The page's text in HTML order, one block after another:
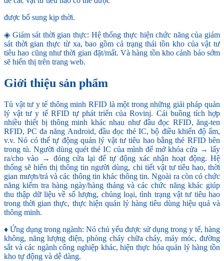
được bổ sung kịp thời.
◈ Giám sát thời gian thực: Hệ thống thực hiện chức năng của giám
sát thời gian thực từ xa, bao gồm cả trạng thái tồn kho của vật tư
tiêu hao cũng như thời gian đặt/mất. Và hàng tồn kho cảnh báo sớm
sẽ hiển thị trên trang web.
Giới thiệu sản phẩm
Tủ vật tư y tế thông minh RFID là một trong những giải pháp quản
lý vật tư y tế RFID tự phát triển của Rovinj. Cái buồng tích hợp
nhiều thiết bị thông minh khác nhau như đầu đọc RFID, ăng-ten
RFID, PC đa năng Android, đầu đọc thẻ IC, bộ điều khiển độ ẩm,
v.v. Nó có thể tự động quản lý vật tư tiêu hao bằng thẻ RFID bên
trong tủ. Người dùng quét thẻ IC của mình để mở khóa cửa → lấy
ra/cho vào → đóng cửa lại để tự động xác nhận hoạt động. Hệ
thống sẽ hiển thị thông tin người dùng, chi tiết vật tư tiêu hao, thời
gian mượn/trả và các thông tin khác thông tin. Ngoài ra còn có chức
năng kiểm tra hàng ngày/hàng tháng và các chức năng khác giúp
thu thập dữ liệu về số lượng, chủng loại, tình trạng vật tư tiêu hao
trong thời gian thực, thực hiện quản lý hàng tiêu dùng hiệu quả và
thông minh.
♦ Ứng dụng trong ngành: Nó chủ yếu được sử dụng trong y tế, hàng
không, năng lượng điện, phòng cháy chữa cháy, máy móc, đường
sắt và các ngành công nghiệp khác, hiện thực hóa quản lý hàng tồn
kho tự động và dễ dàng.